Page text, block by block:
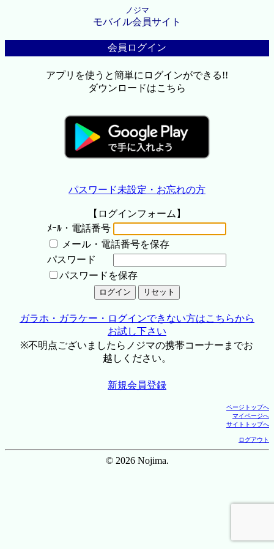
ノジマ
モバイル会員サイト
会員ログイン
アプリを使うと簡単にログインができる!!
ダウンロードはこちら
パスワード未設定・お忘れの方
【ログインフォーム】
ﾒｰﾙ・電話番号
メール・電話番号を保存
パスワード
パスワードを保存
ガラホ・ガラケー・ログインできない方はこちらから
お試し下さい
※不明点ございましたらノジマの携帯コーナーまでお
越しください。
新規会員登録
ページトップへ
マイページへ
サイトトップへ
ログアウト
© 2026 Nojima.